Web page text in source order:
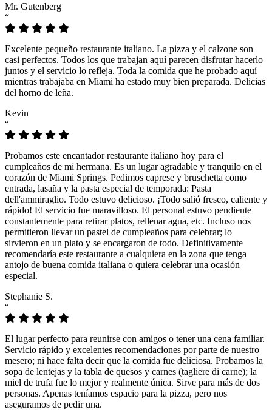
Mr. Gutenberg
“
Excelente pequeño restaurante italiano. La pizza y el calzone son
casi perfectos. Todos los que trabajan aquí parecen disfrutar hacerlo
juntos y el servicio lo refleja. Toda la comida que he probado aquí
mientras trabajaba en Miami ha estado muy bien preparada. Delicias
del horno de leña.
Kevin
“
Probamos este encantador restaurante italiano hoy para el
cumpleaños de mi hermana. Es un lugar agradable y tranquilo en el
corazón de Miami Springs. Pedimos caprese y bruschetta como
entrada, lasaña y la pasta especial de temporada: Pasta
dell'ammiraglio. Todo estuvo delicioso. ¡Todo salió fresco, caliente y
rápido! El servicio fue maravilloso. El personal estuvo pendiente
constantemente para retirar platos, rellenar agua, etc. Incluso nos
permitieron llevar un pastel de cumpleaños para celebrar; lo
sirvieron en un plato y se encargaron de todo. Definitivamente
recomendaría este restaurante a cualquiera en la zona que tenga
antojo de buena comida italiana o quiera celebrar una ocasión
especial.
Stephanie S.
“
El lugar perfecto para reunirse con amigos o tener una cena familiar.
Servicio rápido y excelentes recomendaciones por parte de nuestro
mesero; ni hace falta decir que la comida fue deliciosa. Probamos la
sopa de lentejas y la tabla de quesos y carnes (tagliere di carne); la
miel de trufa fue lo mejor y realmente única. Sirve para más de dos
personas. Apenas teníamos espacio para la pizza, pero nos
aseguramos de pedir una.